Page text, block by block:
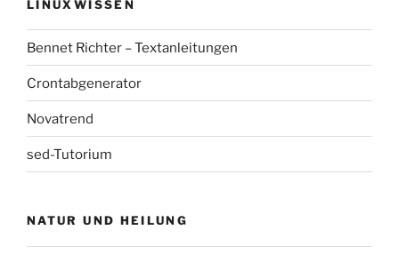
LINUXWISSEN
Bennet Richter – Textanleitungen
Crontabgenerator
Novatrend
sed-Tutorium
NATUR UND HEILUNG